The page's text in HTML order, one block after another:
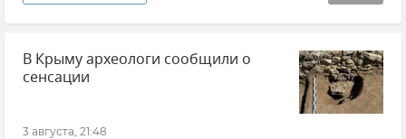
Эксклюзивы РИА Новости Крым
Вадим Майко Раскопки Крым
В Крыму археологи сообщили о
сенсации
3 августа, 21:48